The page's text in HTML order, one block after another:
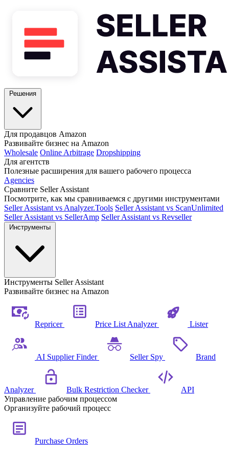
Для продавцов Amazon
Развивайте бизнес на Amazon
Wholesale Online Arbitrage Dropshipping
Для агентств
Полезные расширения для вашего рабочего процесса
Agencies
Сравните Seller Assistant
Посмотрите, как мы сравниваемся с другими инструментами
Seller Assistant vs Analyzer.Tools Seller Assistant vs ScanUnlimited
Seller Assistant vs SellerAmp Seller Assistant vs Revseller
Инструменты Seller Assistant
Развивайте бизнес на Amazon
Repricer Price List Analyzer Lister
AI Supplier Finder Seller Spy Brand
Analyzer Bulk Restriction Checker
API
Управление рабочим процессом
Организуйте рабочий процесс
Purchase Orders